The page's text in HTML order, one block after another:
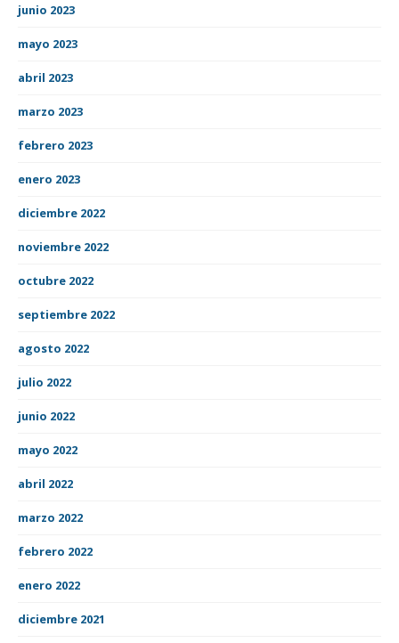
junio 2023
mayo 2023
abril 2023
marzo 2023
febrero 2023
enero 2023
diciembre 2022
noviembre 2022
octubre 2022
septiembre 2022
agosto 2022
julio 2022
junio 2022
mayo 2022
abril 2022
marzo 2022
febrero 2022
enero 2022
diciembre 2021